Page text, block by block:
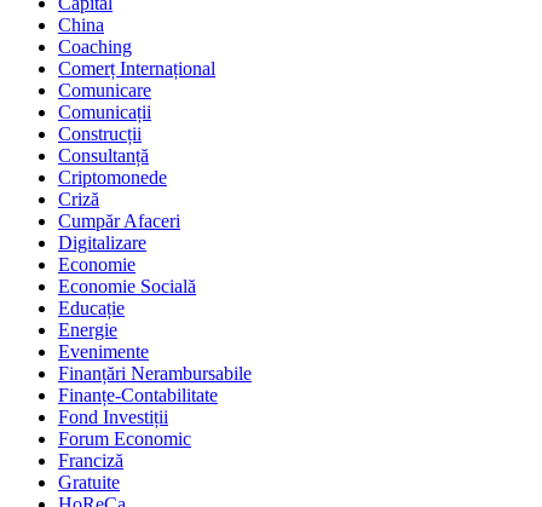
China
Coaching
Comerț Internațional
Comunicare
Comunicații
Construcții
Consultanță
Criptomonede
Criză
Cumpăr Afaceri
Digitalizare
Economie
Economie Socială
Educație
Energie
Evenimente
Finanțări Nerambursabile
Finanțe-Contabilitate
Fond Investiții
Forum Economic
Franciză
Gratuite